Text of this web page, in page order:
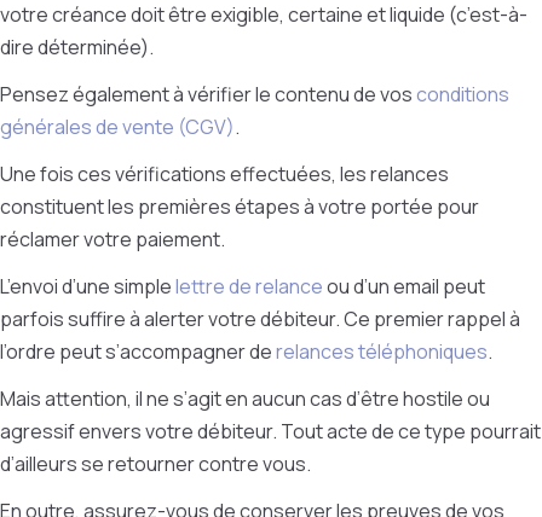
votre créance doit être exigible, certaine et liquide (c’est-à-
dire déterminée).
Pensez également à vérifier le contenu de vosconditions
générales de vente (CGV).
Une fois ces vérifications effectuées, les relances
constituent les premières étapes à votre portée pour
réclamer votre paiement.
L’envoi d’une simplelettre de relanceou d’un email peut
parfois suffire à alerter votre débiteur. Ce premier rappel à
l’ordre peut s’accompagner derelances téléphoniques.
Mais attention, il ne s’agit en aucun cas d’être hostile ou
agressif envers votre débiteur. Tout acte de ce type pourrait
d’ailleurs se retourner contre vous.
En outre, assurez-vous de conserver les preuves de vos